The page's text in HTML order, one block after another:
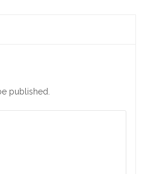
published.